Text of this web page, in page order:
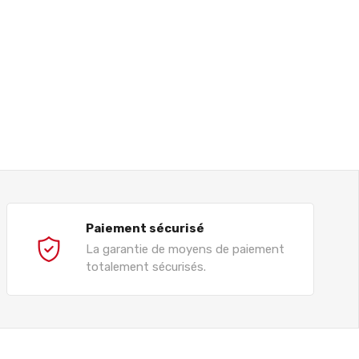
Paiement sécurisé
La garantie de moyens de paiement
totalement sécurisés.